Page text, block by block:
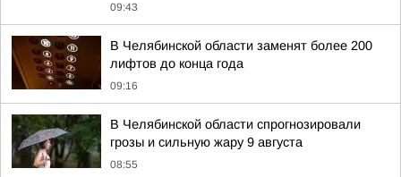
09:43
В Челябинской области заменят более 200
лифтов до конца года
09:16
В Челябинской области спрогнозировали
грозы и сильную жару 9 августа
08:55